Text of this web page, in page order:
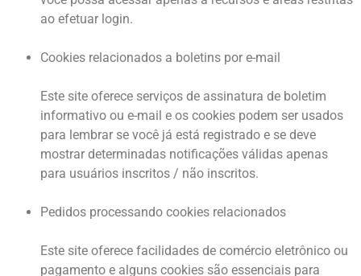
ao efetuar login.
Cookies relacionados a boletins por e-mail
Este site oferece serviços de assinatura de boletim
informativo ou e-mail e os cookies podem ser usados ​​
para lembrar se você já está registrado e se deve
mostrar determinadas notificações válidas apenas
para usuários inscritos / não inscritos.
Pedidos processando cookies relacionados
Este site oferece facilidades de comércio eletrônico ou
pagamento e alguns cookies são essenciais para